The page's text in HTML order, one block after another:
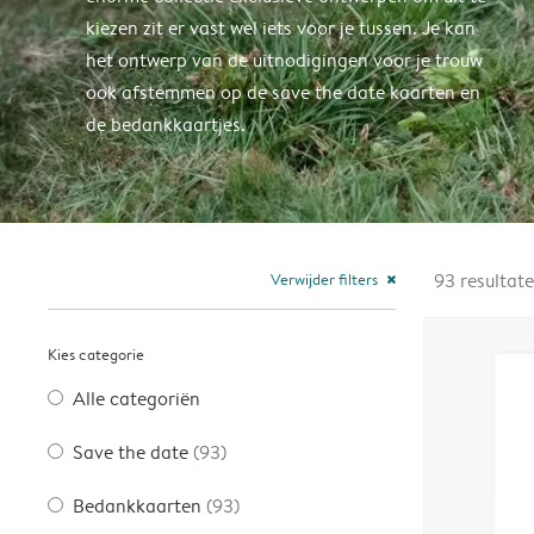
kiezen zit er vast wel iets voor je tussen. Je kan
het ontwerp van de uitnodigingen voor je trouw
ook afstemmen op de save the date kaarten en
de bedankkaartjes.
Verwijder filters close
Kies categorie
Alle categoriën
Save the date (93)
Bedankkaarten (93)
93